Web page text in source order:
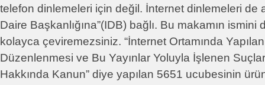
telefon dinlemeleri için değil. İnternet dinlemeleri de
Daire Başkanlığına”(IDB) bağlı. Bu makamın ismini
kolayca çeviremezsiniz. “İnternet Ortamında Yapılan
Düzenlenmesi ve Bu Yayınlar Yoluyla İşlenen
Hakkında Kanun” diye yapılan 5651 ucubesinin